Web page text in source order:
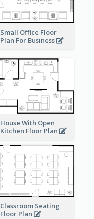
Small Office Floor
Plan For Business
House With Open
Kitchen Floor Plan
Classroom Seating
Floor Plan